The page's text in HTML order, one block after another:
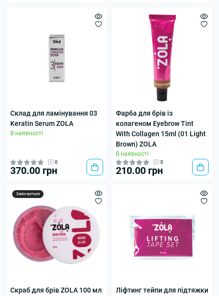
Склад для ламінування 03
Keratin Serum ZOLA
В наявності
0
370.00 грн
Фарба для брів із
колагеном Eyebrow Tint
With Collagen 15ml (01 Light
Brown) ZOLA
В наявності
0
210.00 грн
Закінчується
Скраб для брів ZOLA 100 мл
Ліфтинг тейпи для підтяжки